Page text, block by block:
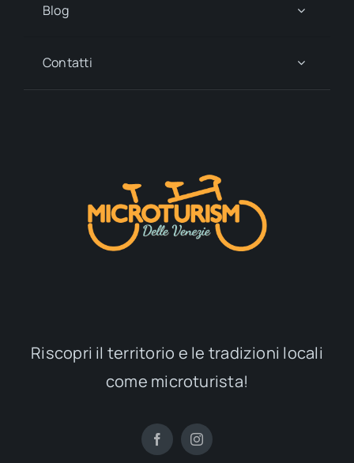
Blog
Contatti
Riscopri il territorio e le tradizioni locali
come microturista!